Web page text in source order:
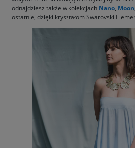
odnajdziesz także w kolekcjach Nano, Moon,
ostatnie, dzięki kryształom Swarovski